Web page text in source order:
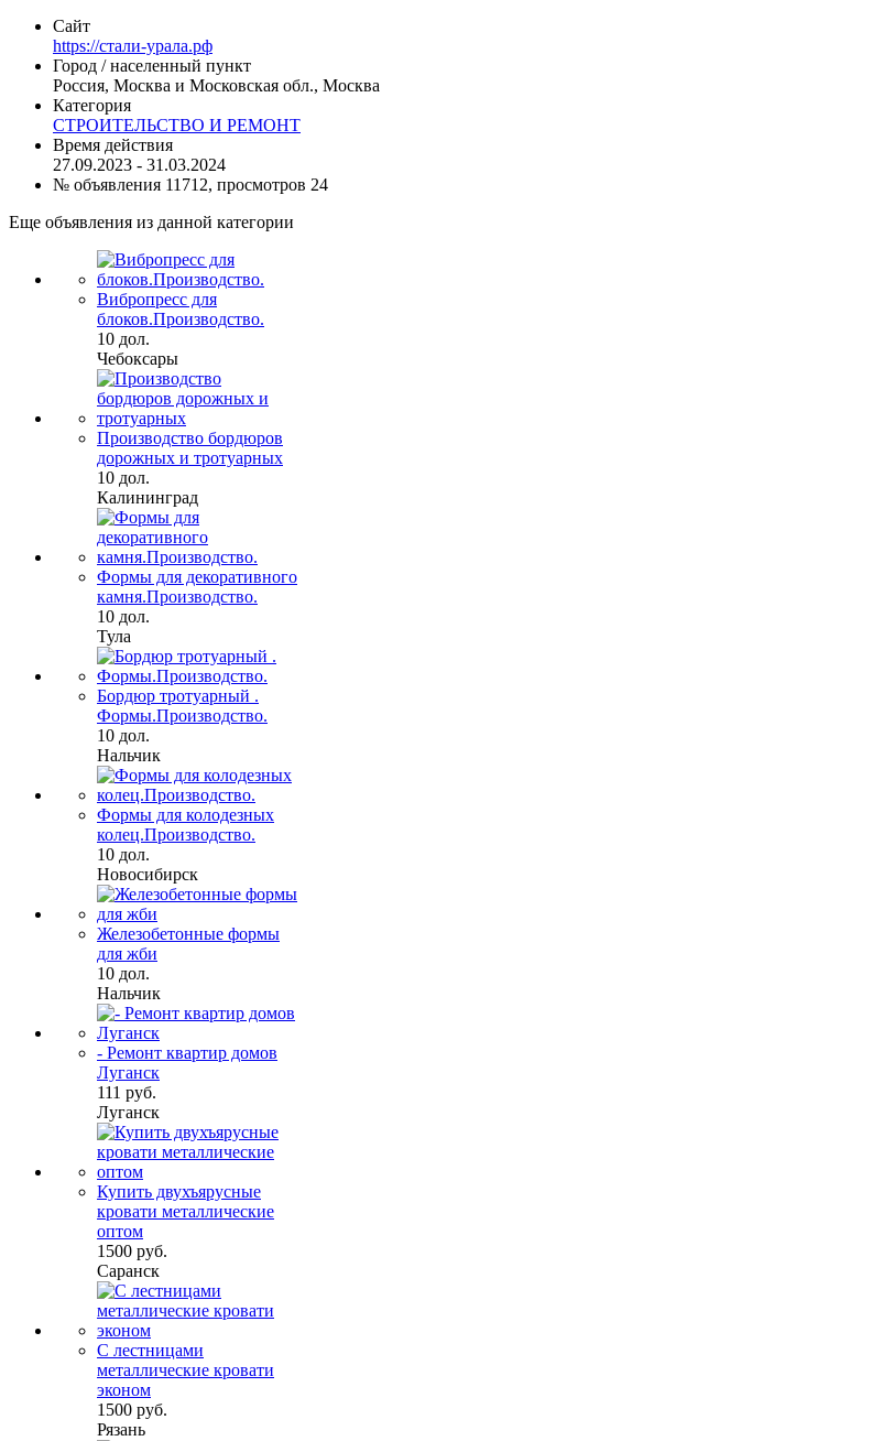
Сайт
https://стали-урала.рф
Город / населенный пункт
Россия, Москва и Московская обл., Москва
Категория
СТРОИТЕЛЬСТВО И РЕМОНТ
Время действия
27.09.2023 - 31.03.2024
№ объявления 11712, просмотров 24
Еще объявления из данной категории
Вибропресс для
блоков.Производство.
10 дол.
Чебоксары
Производство бордюров
дорожных и тротуарных
10 дол.
Калининград
Формы для декоративного
камня.Производство.
10 дол.
Тула
Бордюр тротуарный .
Формы.Производство.
10 дол.
Нальчик
Формы для колодезных
колец.Производство.
10 дол.
Новосибирск
Железобетонные формы
для жби
10 дол.
Нальчик
- Ремонт квартир домов
Луганск
111 руб.
Луганск
Купить двухъярусные
кровати металлические
оптом
1500 руб.
Саранск
С лестницами
металлические кровати
эконом
1500 руб.
Рязань